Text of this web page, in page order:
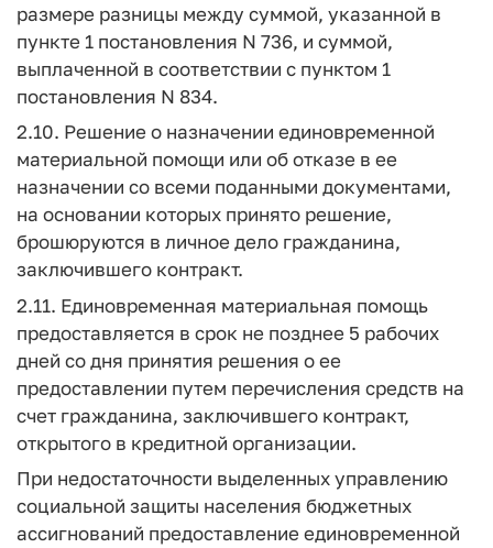
размере разницы между суммой, указанной в
пункте 1 постановления N 736, и суммой,
выплаченной в соответствии с пунктом 1
постановления N 834.
2.10. Решение о назначении единовременной
материальной помощи или об отказе в ее
назначении со всеми поданными документами,
на основании которых принято решение,
брошюруются в личное дело гражданина,
заключившего контракт.
2.11. Единовременная материальная помощь
предоставляется в срок не позднее 5 рабочих
дней со дня принятия решения о ее
предоставлении путем перечисления средств на
счет гражданина, заключившего контракт,
открытого в кредитной организации.
При недостаточности выделенных управлению
социальной защиты населения бюджетных
ассигнований предоставление единовременной